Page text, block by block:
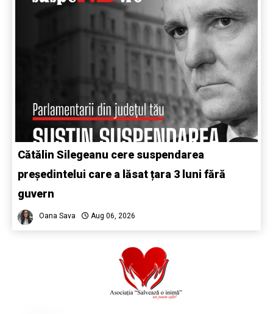
Cătălin Silegeanu cere suspendarea
președintelui care a lăsat țara 3 luni fără
guvern
Oana Sava Aug 06, 2026